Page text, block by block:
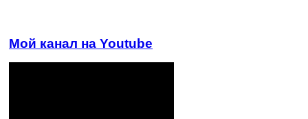
Мой канал на Youtube